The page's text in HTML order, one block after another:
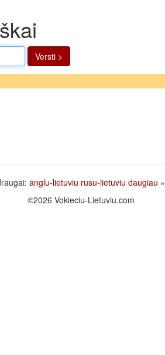
Versti >
anglu-lietuviu rusu-lietuviu daugiau »
©2026 Vokieciu-Lietuviu.com